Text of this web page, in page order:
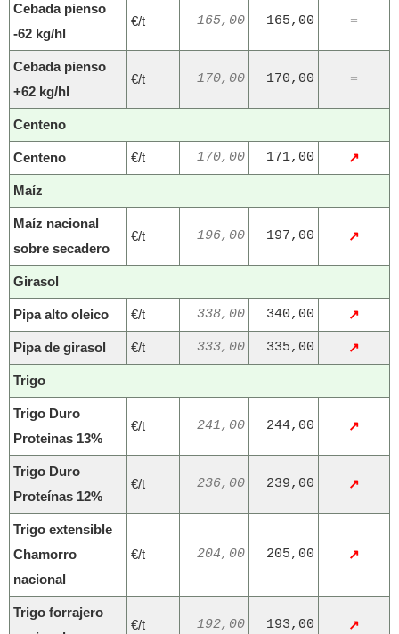
Cebada pienso
-62 kg/hl
€/t 165,00 165,00 =
Cebada pienso
+62 kg/hl
€/t 170,00 170,00 =
Centeno
Centeno €/t 170,00 171,00 ↗
Maíz
Maíz nacional
sobre secadero
€/t 196,00 197,00 ↗
Girasol
Pipa alto oleico €/t 338,00 340,00 ↗
Pipa de girasol €/t 333,00 335,00 ↗
Trigo
Trigo Duro
Proteinas 13%
€/t 241,00 244,00 ↗
Trigo Duro
Proteínas 12%
€/t 236,00 239,00 ↗
Trigo extensible
Chamorro
nacional
€/t 204,00 205,00 ↗
Trigo forrajero
€/t 192,00 193,00 ↗